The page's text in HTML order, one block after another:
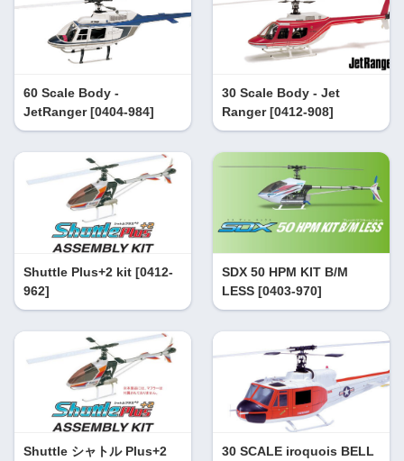
60 Scale Body -
JetRanger [0404-984]
30 Scale Body - Jet
Ranger [0412-908]
Shuttle Plus+2 kit [0412-
962]
SDX 50 HPM KIT B/M
LESS [0403-970]
Shuttle シャトル Plus+2
30 SCALE iroquois BELL